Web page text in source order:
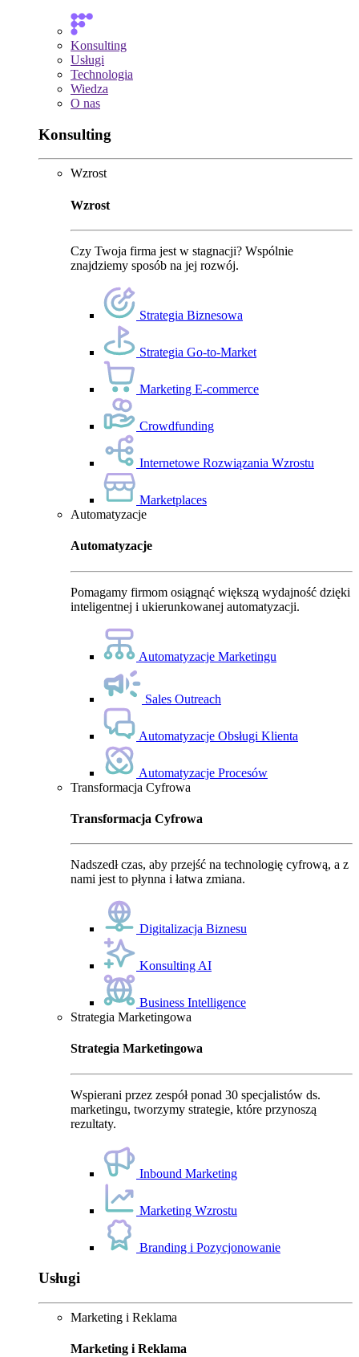
Konsulting
Usługi
Technologia
Wiedza
O nas
Konsulting
Wzrost
Wzrost
Czy Twoja firma jest w stagnacji? Wspólnie
znajdziemy sposób na jej rozwój.
Strategia Biznesowa
Strategia Go-to-Market
Marketing E-commerce
Crowdfunding
Internetowe Rozwiązania Wzrostu
Marketplaces
Automatyzacje
Automatyzacje
Pomagamy firmom osiągnąć większą wydajność dzięki
inteligentnej i ukierunkowanej automatyzacji.
Automatyzacje Marketingu
Sales Outreach
Automatyzacje Obsługi Klienta
Automatyzacje Procesów
Transformacja Cyfrowa
Transformacja Cyfrowa
Nadszedł czas, aby przejść na technologię cyfrową, a z
nami jest to płynna i łatwa zmiana.
Digitalizacja Biznesu
Konsulting AI
Business Intelligence
Strategia Marketingowa
Strategia Marketingowa
Wspierani przez zespół ponad 30 specjalistów ds.
marketingu, tworzymy strategie, które przynoszą
rezultaty.
Inbound Marketing
Marketing Wzrostu
Branding i Pozycjonowanie
Usługi
Marketing i Reklama
Marketing i Reklama